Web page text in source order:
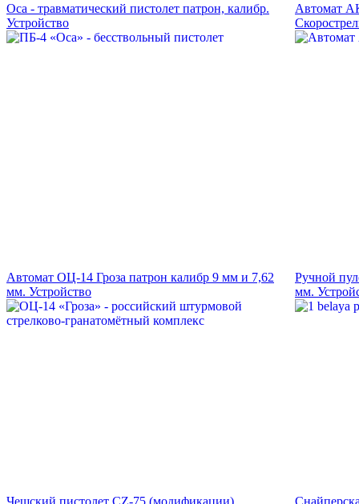
Оса - травматический пистолет патрон, калибр.
Устройство
Автомат
Автомат ОЦ-14 Гроза патрон калибр 9 мм и 7,62
мм. Устройство
Ручной
мм.
Чешский пистолет CZ-75 (модификации).